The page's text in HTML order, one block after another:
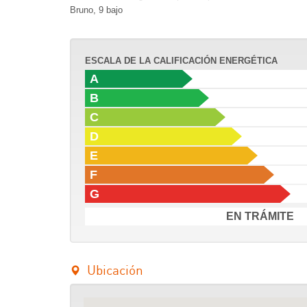
Bruno, 9 bajo
ESCALA DE LA CALIFICACIÓN ENERGÉTICA
A
B
C
D
E
F
G
EN TRÁMITE
Ubicación